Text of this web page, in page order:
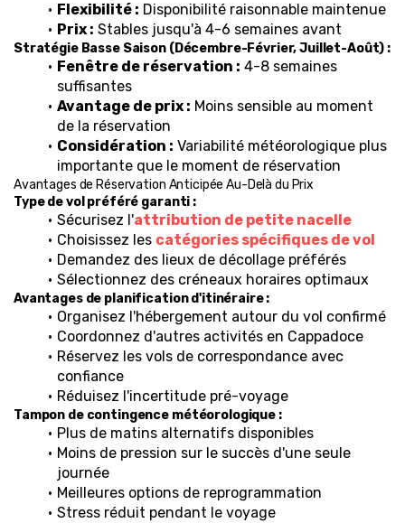
Flexibilité : Disponibilité raisonnable maintenue
Prix : Stables jusqu'à 4-6 semaines avant
Stratégie Basse Saison (Décembre-Février, Juillet-Août) :
Fenêtre de réservation : 4-8 semaines
suffisantes
Avantage de prix : Moins sensible au moment
de la réservation
Considération : Variabilité météorologique plus
importante que le moment de réservation
Avantages de Réservation Anticipée Au-Delà du Prix
Type de vol préféré garanti :
Sécurisez l'attribution de petite nacelle
Choisissez les catégories spécifiques de vol
Demandez des lieux de décollage préférés
Sélectionnez des créneaux horaires optimaux
Avantages de planification d'itinéraire :
Organisez l'hébergement autour du vol confirmé
Coordonnez d'autres activités en Cappadoce
Réservez les vols de correspondance avec
confiance
Réduisez l'incertitude pré-voyage
Tampon de contingence météorologique :
Plus de matins alternatifs disponibles
Moins de pression sur le succès d'une seule
journée
Meilleures options de reprogrammation
Stress réduit pendant le voyage